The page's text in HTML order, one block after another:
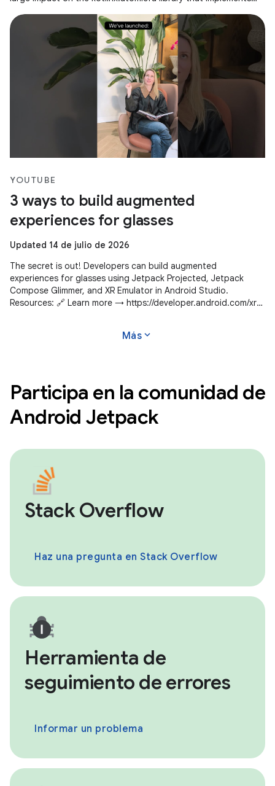
YOUTUBE
3 ways to build augmented
experiences for glasses
Updated 14 de julio de 2026
The secret is out! Developers can build augmented
experiences for glasses using Jetpack Projected, Jetpack
Compose Glimmer, and XR Emulator in Android Studio.
Resources: 🔗 Learn more → https://developer.android.com/xr
Más expand_more
Participa en la comunidad de
Android Jetpack
Stack Overflow
Haz una pregunta en Stack Overflow
Herramienta de
seguimiento de errores
Informar un problema